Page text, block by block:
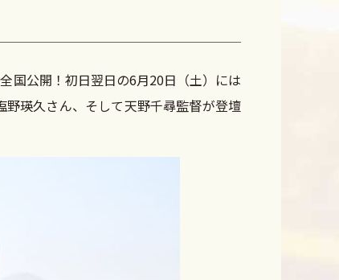
国公開！初日翌日の6月20日（土）には
瑛久さん、そして天野千尋監督が登壇